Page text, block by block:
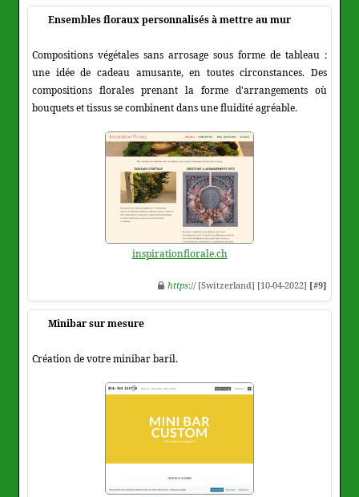
Ensembles floraux personnalisés à mettre au mur
Compositions végétales sans arrosage sous forme de tableau :
une idée de cadeau amusante, en toutes circonstances. Des
compositions florales prenant la forme d'arrangements où
bouquets et tissus se combinent dans une fluidité agréable.
inspirationflorale.ch
https:// [Switzerland] [10-04-2022] [#9]
Minibar sur mesure
Création de votre minibar baril.